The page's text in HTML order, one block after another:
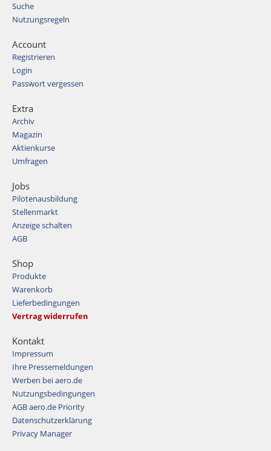
Suche
Nutzungsregeln
Account
Registrieren
Login
Passwort vergessen
Extra
Archiv
Magazin
Aktienkurse
Umfragen
Jobs
Pilotenausbildung
Stellenmarkt
Anzeige schalten
AGB
Shop
Produkte
Warenkorb
Lieferbedingungen
Vertrag widerrufen
Kontakt
Impressum
Ihre Pressemeldungen
Werben bei aero.de
Nutzungsbedingungen
AGB aero.de Priority
Datenschutzerklärung
Privacy Manager